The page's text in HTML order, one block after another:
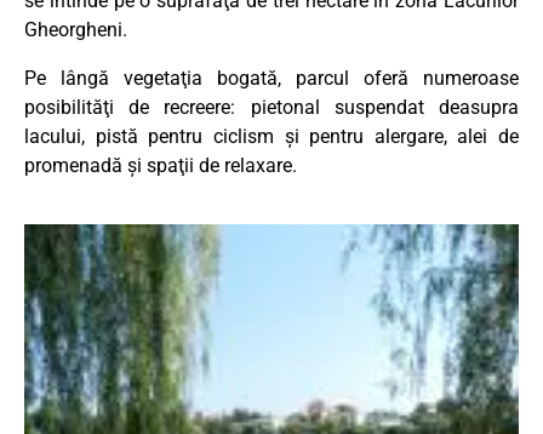
Gheorgheni.
Pe lângă vegetaţia bogată, parcul oferă numeroase
posibilităţi de recreere: pietonal suspendat deasupra
lacului, pistă pentru ciclism şi pentru alergare, alei de
promenadă şi spaţii de relaxare.